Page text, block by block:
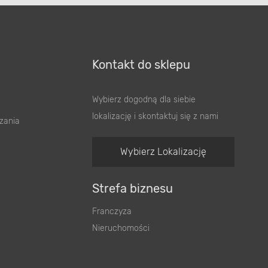
Kontakt do sklepu
Wybierz dogodną dla siebie
lokalizację i skontaktuj się z nami
Wybierz Lokalizację
Strefa biznesu
Franczyza
Nieruchomości